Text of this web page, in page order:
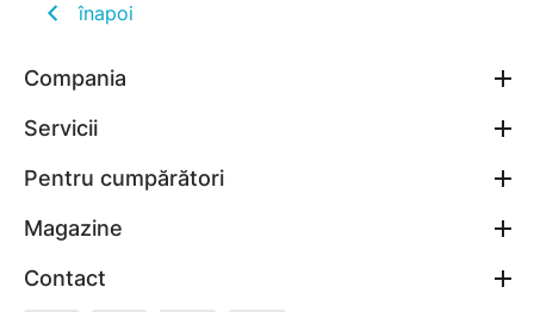
înapoi
Compania
Servicii
Pentru cumpărători
Magazine
Contact